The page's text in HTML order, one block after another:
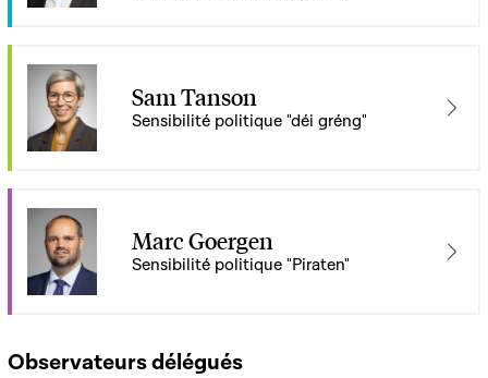
Sam Tanson
Sensibilité politique "déi gréng"
Marc Goergen
Sensibilité politique "Piraten"
Observateurs délégués